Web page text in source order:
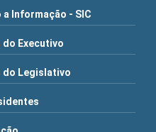
a Informação - SIC
do Executivo
do Legislativo